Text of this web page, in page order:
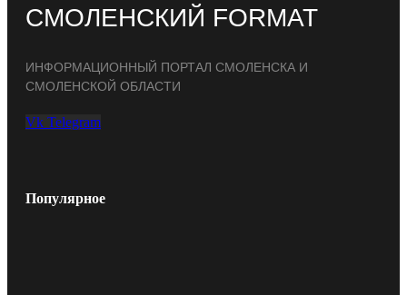
СМОЛЕНСКИЙ FORMAT
ИНФОРМАЦИОННЫЙ ПОРТАЛ СМОЛЕНСКА И
СМОЛЕНСКОЙ ОБЛАСТИ
Vk Telegram
Популярное